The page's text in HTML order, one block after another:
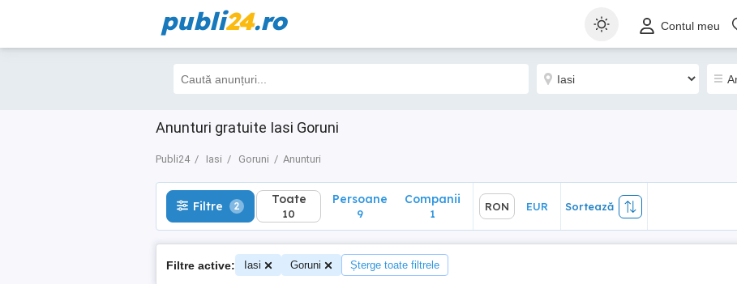
publi24.ro Contul meu
Anunturi gratuite Iasi Goruni
Publi24 Iasi Goruni Anunturi
Filtre 2 Toate
10
Sortează
Filtre 2 Toate
10
Persoane
9
Companii
1
RON EUR Sortează
Filtre active: Iasi Goruni Șterge toate filtrele